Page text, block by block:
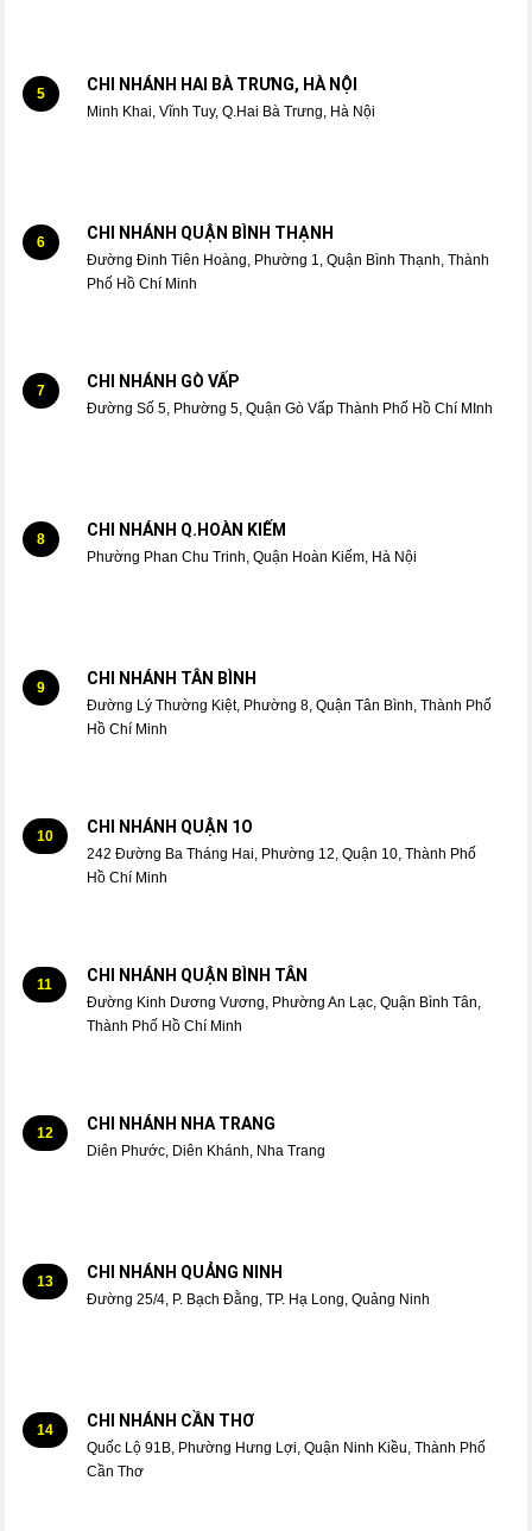
5 CHI NHÁNH HAI BÀ TRƯNG, HÀ NỘI
Minh Khai, Vĩnh Tuy, Q.Hai Bà Trưng, Hà Nội
6 CHI NHÁNH QUẬN BÌNH THẠNH
Đường Đinh Tiên Hoàng, Phường 1, Quận Bình Thạnh, Thành
Phố Hồ Chí Minh
7 CHI NHÁNH GÒ VẤP
Đường Số 5, Phường 5, Quận Gò Vấp Thành Phố Hồ Chí MInh
8 CHI NHÁNH Q.HOÀN KIẾM
Phường Phan Chu Trinh, Quận Hoàn Kiếm, Hà Nội
9 CHI NHÁNH TÂN BÌNH
Đường Lý Thường Kiệt, Phường 8, Quận Tân Bình, Thành Phố
Hồ Chí Minh
10 CHI NHÁNH QUẬN 1O
242 Đường Ba Tháng Hai, Phường 12, Quận 10, Thành Phố
Hồ Chí Minh
11 CHI NHÁNH QUẬN BÌNH TÂN
Đường Kinh Dương Vương, Phường An Lạc, Quận Bình Tân,
Thành Phố Hồ Chí Minh
12 CHI NHÁNH NHA TRANG
Diên Phước, Diên Khánh, Nha Trang
13 CHI NHÁNH QUẢNG NINH
Đường 25/4, P. Bạch Đằng, TP. Hạ Long, Quảng Ninh
14 CHI NHÁNH CẦN THƠ
Quốc Lộ 91B, Phường Hưng Lợi, Quận Ninh Kiều, Thành Phố
Cần Thơ